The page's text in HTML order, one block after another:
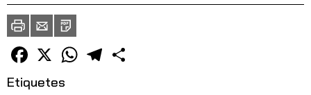
ImprimirEnvia
un
amic
PDF
Facebook
X WhatsAppTelegram
Etiquetes